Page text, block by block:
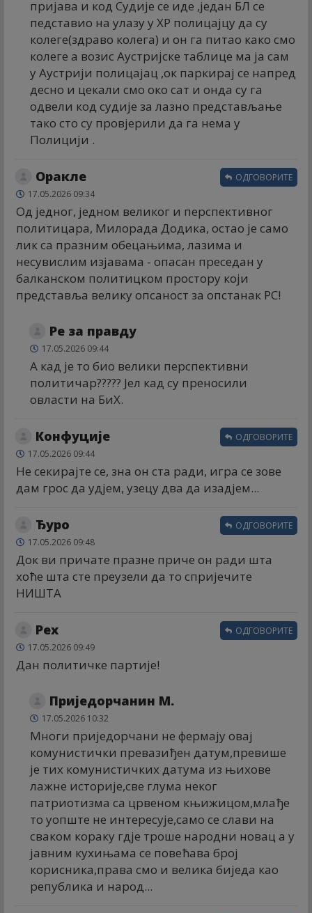
пријава и код Судије се иде ,један БЛ се
педставио на улазу у ХР полицајцу да су
колеге(здраво колега) и он га питао како смо
колеге а возис Аустријске таблице ма ја сам
у Аустрији полицајац ,ок паркирај се напред
десно и цекали смо око сат и онда су га
одвели код судије за лазно представљање
тако сто су провјерили да га нема у
Полицији .
Оракле
17.05.2026 09:34
Од једног, једном великог и перспективног
политицара, Милорада Додика, остао је само
лик са празним обецањима, лазима и
несувислим изјавама - опасан преседан у
балканском политицком простору који
представља велику опсаност за опстанак РС!
ОДГОВОРИТЕ
Ре за правду
17.05.2026 09:44
А кад је то био велики перспективни
политичар????? Јел кад су преносили
овласти на БиХ.
Конфуције
17.05.2026 09:44
Не секирајте се, зна он ста ради, игра се зове
дам грос да удјем, узецу два да изадјем...
ОДГОВОРИТЕ
Ђуро
17.05.2026 09:48
Док ви причате празне приче он ради шта
хоће шта сте преузели да то спријечите
НИШТА
ОДГОВОРИТЕ
Реx
17.05.2026 09:49
Дан политичке партије!
ОДГОВОРИТЕ
Приједорчанин М.
17.05.2026 10:32
Многи приједорчани не фермају овај
комунистички превазиђен датум,превише
је тих комунистичких датума из њихове
лажне историје,све глума неког
патриотизма са црвеном књижицом,млађе
то уопште не интересује,само се слави на
сваком кораку гдје троше народни новац а у
јавним кухињама се повећава број
корисника,права смо и велика биједа као
република и народ...